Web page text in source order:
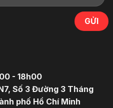
- 18h00
Số 3 Đường 3 Tháng
phố Hồ Chí Minh